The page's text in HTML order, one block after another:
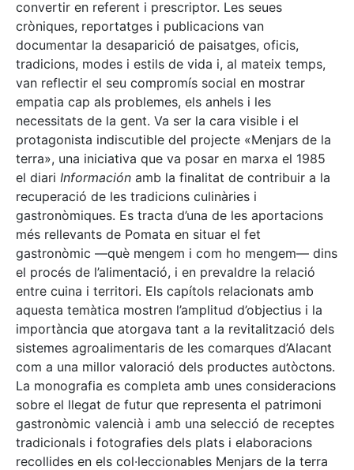
convertir en referent i prescriptor. Les seues
cròniques, reportatges i publicacions van
documentar la desaparició de paisatges, oficis,
tradicions, modes i estils de vida i, al mateix temps,
van reflectir el seu compromís social en mostrar
empatia cap als problemes, els anhels i les
necessitats de la gent. Va ser la cara visible i el
protagonista indiscutible del projecte «Menjars de la
terra», una iniciativa que va posar en marxa el 1985
el diari Información amb la finalitat de contribuir a la
recuperació de les tradicions culinàries i
gastronòmiques. Es tracta d’una de les aportacions
més rellevants de Pomata en situar el fet
gastronòmic —què mengem i com ho mengem— dins
el procés de l’alimentació, i en prevaldre la relació
entre cuina i territori. Els capítols relacionats amb
aquesta temàtica mostren l’amplitud d’objectius i la
importància que atorgava tant a la revitalització dels
sistemes agroalimentaris de les comarques d’Alacant
com a una millor valoració dels productes autòctons.
La monografia es completa amb unes consideracions
sobre el llegat de futur que representa el patrimoni
gastronòmic valencià i amb una selecció de receptes
tradicionals i fotografies dels plats i elaboracions
recollides en els col·leccionables Menjars de la terra